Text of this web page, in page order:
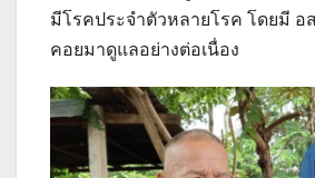
มีโรคประจำตัวหลายโรค โดยมี อ
คอยมาดูแลอย่างต่อเนื่อง